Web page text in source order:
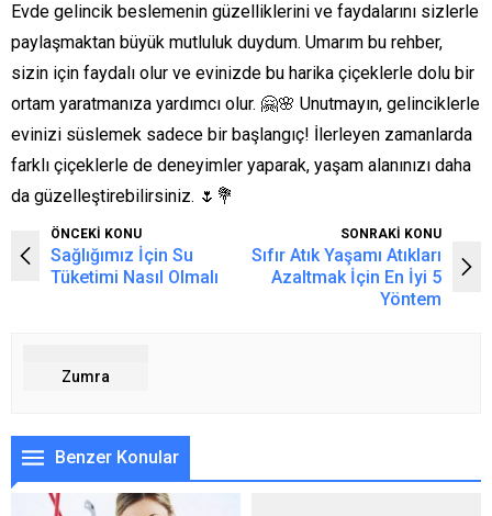
Evde gelincik beslemenin güzelliklerini ve faydalarını sizlerle
paylaşmaktan büyük mutluluk duydum. Umarım bu rehber,
sizin için faydalı olur ve evinizde bu harika çiçeklerle dolu bir
ortam yaratmanıza yardımcı olur. 🤗🌸 Unutmayın, gelinciklerle
evinizi süslemek sadece bir başlangıç! İlerleyen zamanlarda
farklı çiçeklerle de deneyimler yaparak, yaşam alanınızı daha
da güzelleştirebilirsiniz. 🌷💐
ÖNCEKİ KONU
Sağlığımız İçin Su
Tüketimi Nasıl Olmalı
SONRAKİ KONU
Sıfır Atık Yaşamı Atıkları
Azaltmak İçin En İyi 5
Yöntem
Zumra
Benzer Konular